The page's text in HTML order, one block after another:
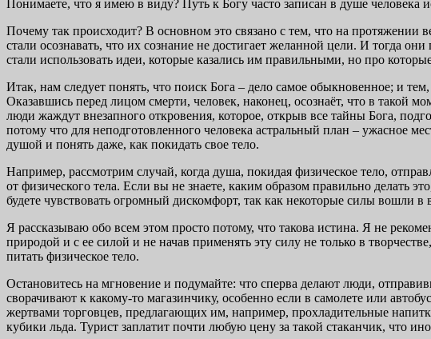
Понимаете, что я имею в виду? Путь к Богу часто записан в душе человека
Почему так происходит? В основном это связано с тем, что на
стали осознавать, что их сознание не достигает желанной цели. И тогда
стали использовать идеи, которые казались им правильными, но про
Итак, нам следует понять, что поиск Бога – дело самое обыкновенное; и
Оказавшись перед лицом смерти, человек, наконец, осознаёт, что в такой
люди жаждут внезапного откровения, которое, открыв все тайны Бога,
потому что для неподготовленного человека астральный план – ужасное
душой и понять даже, как покидать свое тело.
Например, рассмотрим случай, когда душа, покидая физическое тело,
от физического тела. Если вы не знаете, каким образом правильно делать
будете чувствовать огромный дискомфорт, так как некоторые силы вошли в
Я рассказываю обо всем этом просто потому, что такова истина. Я не
природой и с ее силой и не начав применять эту силу не только в
питать физическое тело.
Остановитесь на мгновение и подумайте: что сперва делают люди,
сворачивают к какому-то магазинчику, особенно если в самолете или
жертвами торговцев, предлагающих им, например, прохладительные
кубики льда. Турист заплатит почти любую цену за такой стаканчик, что